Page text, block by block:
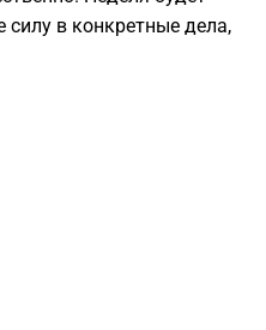
силу в конкретные дела,